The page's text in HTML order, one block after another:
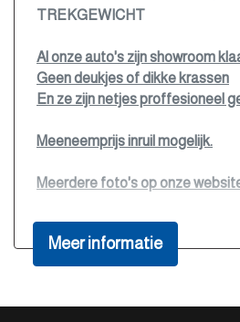
TREKGEWICHT
Al onze auto's zijn showroom
Geen deukjes of dikke krassen
En ze zijn netjes proffesioneel
Meeneemprijs inruil mogelijk.
Meerdere foto's op onze
www.autogorredijk.nl
De koffie met lekkere koek staat
tekomen en eventueel een deal
Meer informatie